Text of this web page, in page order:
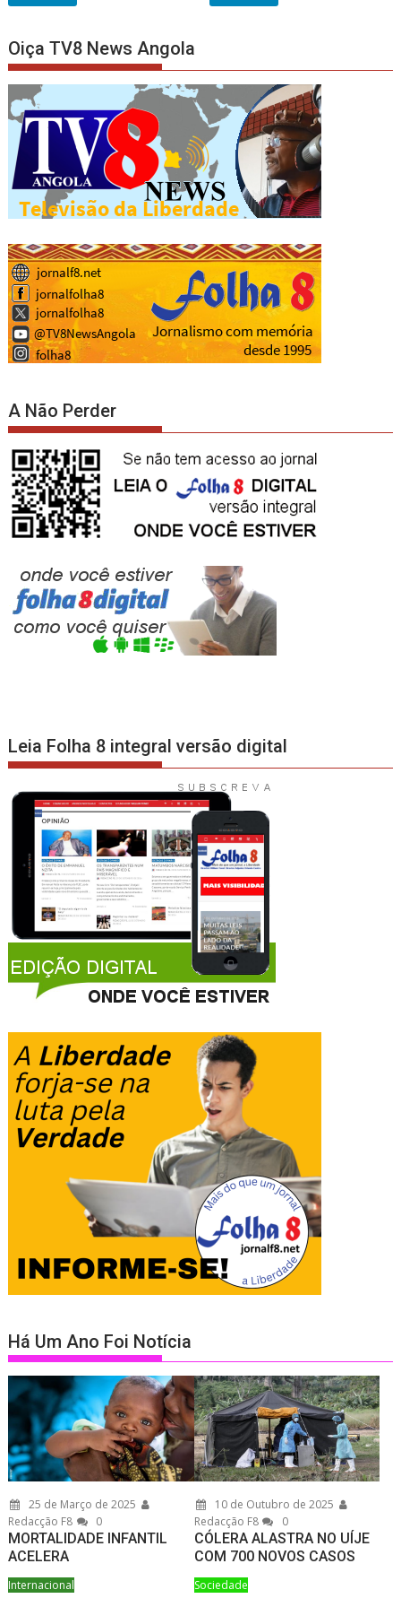
Oiça TV8 News Angola
A Não Perder
Leia Folha 8 integral versão digital
Há Um Ano Foi Notícia
25 de Março de 2025
Redacção F8
0
MORTALIDADE INFANTIL
ACELERA
Internacional
10 de Outubro de 2025
Redacção F8
0
CÓLERA ALASTRA NO UÍJE
COM 700 NOVOS CASOS
Sociedade